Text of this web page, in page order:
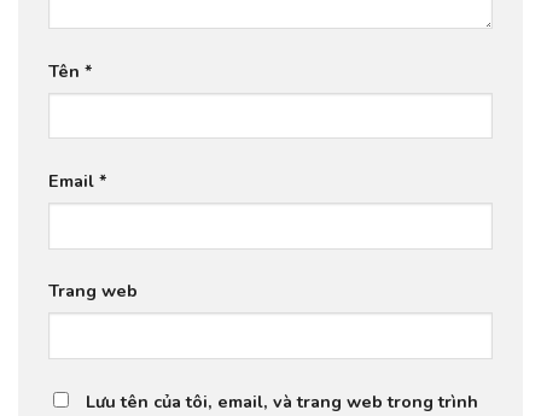
Tên *
Email *
Trang web
Lưu tên của tôi, email, và trang web trong trình